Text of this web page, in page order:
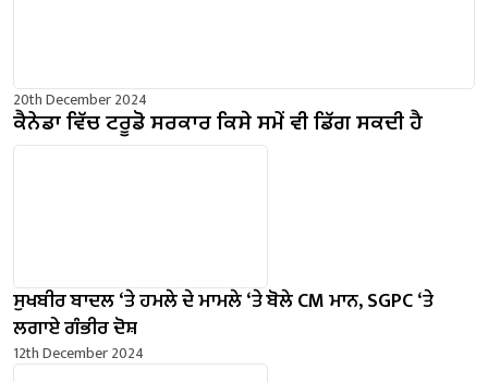
20th December 2024
ਕੈਨੇਡਾ ਵਿੱਚ ਟਰੂਡੋ ਸਰਕਾਰ ਕਿਸੇ ਸਮੇਂ ਵੀ ਡਿੱਗ ਸਕਦੀ ਹੈ
ਸੁਖਬੀਰ ਬਾਦਲ ‘ਤੇ ਹਮਲੇ ਦੇ ਮਾਮਲੇ ‘ਤੇ ਬੋਲੇ ​​CM ਮਾਨ, SGPC ‘ਤੇ
ਲਗਾਏ ਗੰਭੀਰ ਦੋਸ਼
12th December 2024